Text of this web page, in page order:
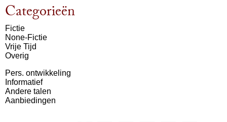
Categorieën
Fictie
None-Fictie
Vrije Tijd
Overig
Pers. ontwikkeling
Informatief
Andere talen
Aanbiedingen